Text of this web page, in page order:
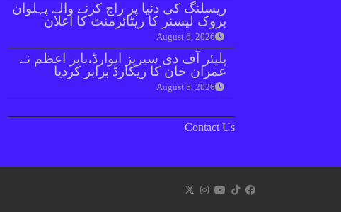
ریسلنگ کی دنیا پر راج کرنے والے پہلوان
بروک لیسنر کا ریٹائرمنٹ کا اعلان
August 6, 2026
پلیئر آف دی سیریز ایوارڈ،بابر اعظم نے
عمران خان کا ریکارڈ برابر کردیا
August 6, 2026
Contact Us